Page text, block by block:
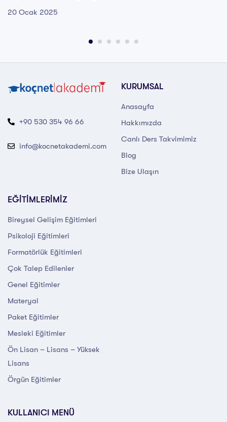
20 Ocak 2025
+90 530 354 96 66
info@kocnetakademi.com
KURUMSAL
Anasayfa
Hakkımızda
Canlı Ders Takvimimiz
Blog
Bize Ulaşın
EĞİTİMLERİMİZ
Bireysel Gelişim Eğitimleri
Psikoloji Eğitimleri
Formatörlük Eğitimleri
Çok Talep Edilenler
Genel Eğitimler
Materyal
Paket Eğitimler
Mesleki Eğitimler
Ön Lisan – Lisans – Yüksek
Lisans
Örgün Eğitimler
KULLANICI MENÜ